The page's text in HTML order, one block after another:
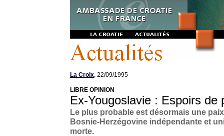
La Croix, 22/09/1995
LIBRE OPINION
Ex-Yougoslavie : Espoirs de
Le plus probable est désormais une
Bosnie-Herzégovine indépendante et
morte.